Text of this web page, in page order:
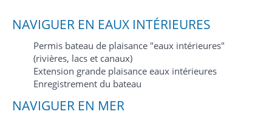
NAVIGUER EN EAUX INTÉRIEURES
Permis bateau de plaisance "eaux intérieures"
(rivières, lacs et canaux)
Extension grande plaisance eaux intérieures
Enregistrement du bateau
NAVIGUER EN MER